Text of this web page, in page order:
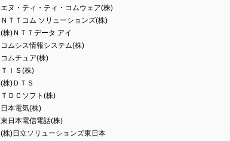
エヌ・ティ・ティ・コムウェア(株)
ＮＴＴコム ソリューションズ(株)
(株)ＮＴＴデータ アイ
コムシス情報システム(株)
コムチュア(株)
ＴＩＳ(株)
(株)ＤＴＳ
ＴＤＣソフト(株)
日本電気(株)
東日本電信電話(株)
(株)日立ソリューションズ東日本